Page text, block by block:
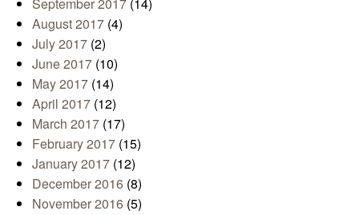
September 2017 (14)
August 2017 (4)
July 2017 (2)
June 2017 (10)
May 2017 (14)
April 2017 (12)
March 2017 (17)
February 2017 (15)
January 2017 (12)
December 2016 (8)
November 2016 (5)